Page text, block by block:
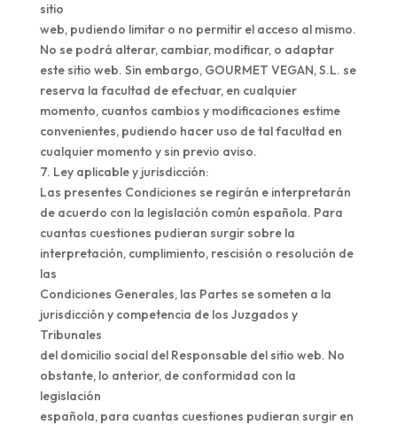
sitio
web, pudiendo limitar o no permitir el acceso al mismo.
No se podrá alterar, cambiar, modificar, o adaptar
este sitio web. Sin embargo, GOURMET VEGAN, S.L. se
reserva la facultad de efectuar, en cualquier
momento, cuantos cambios y modificaciones estime
convenientes, pudiendo hacer uso de tal facultad en
cualquier momento y sin previo aviso.
7. Ley aplicable y jurisdicción:
Las presentes Condiciones se regirán e interpretarán
de acuerdo con la legislación común española. Para
cuantas cuestiones pudieran surgir sobre la
interpretación, cumplimiento, rescisión o resolución de
las
Condiciones Generales, las Partes se someten a la
jurisdicción y competencia de los Juzgados y
Tribunales
del domicilio social del Responsable del sitio web. No
obstante, lo anterior, de conformidad con la
legislación
española, para cuantas cuestiones pudieran surgir en